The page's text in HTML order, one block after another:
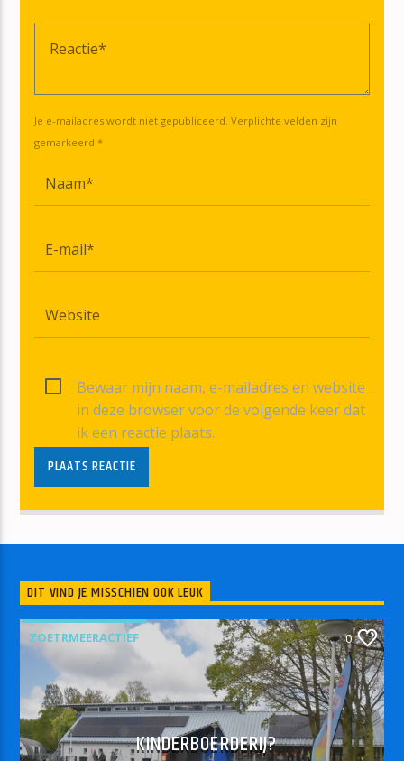
Je e-mailadres wordt niet gepubliceerd. Verplichte velden zijn
gemarkeerd *
Bewaar mijn naam, e-mailadres en website
in deze browser voor de volgende keer dat
ik een reactie plaats.
DIT VIND JE MISSCHIEN OOK LEUK
ZOETRMEERACTIEF 0
KINDERBOERDERIJ?